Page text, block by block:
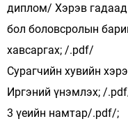
диплом/ Хэрэв гадаад
бол боловсролын
хавсаргах; /.pdf/
Сурагчийн хувийн
Иргэний үнэмлэх; /
3 үеийн намтар/.pdf/;